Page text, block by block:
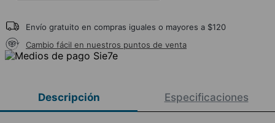
Envío gratuito en compras iguales o mayores a $120
Cambio fácil en nuestros puntos de venta
Descripción Especificaciones